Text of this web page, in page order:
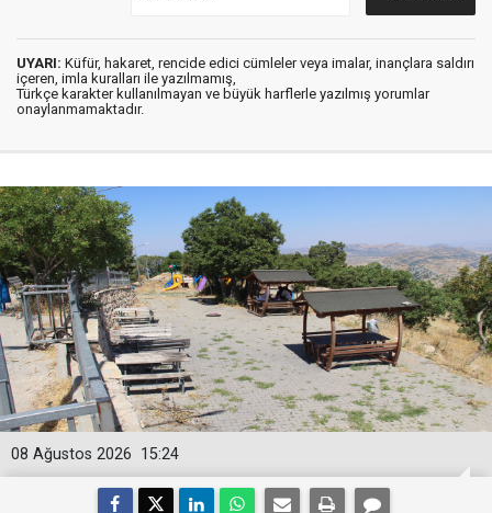
UYARI: Küfür, hakaret, rencide edici cümleler veya imalar, inançlara saldırı
içeren, imla kuralları ile yazılmamış,
Türkçe karakter kullanılmayan ve büyük harflerle yazılmış yorumlar
onaylanmamaktadır.
15:24
08 Ağustos 2026